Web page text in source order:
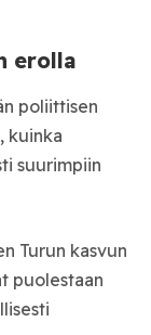
erolla
poliittisen
kuinka
suurimpiin
Turun kasvun
puolestaan